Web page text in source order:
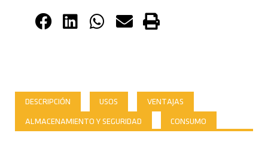
DESCRIPCIÓN USOS VENTAJAS
ALMACENAMIENTO Y SEGURIDAD CONSUMO